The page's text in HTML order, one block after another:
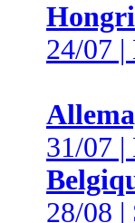
24/07 |
31/07 |
28/08 |